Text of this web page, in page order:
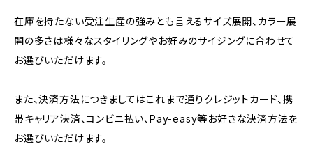
在庫を持たない受注生産の強みとも言えるサイズ展開、カラー展
開の多さは様々なスタイリングやお好みのサイジングに合わせて
お選びいただけます。
また、決済方法につきましてはこれまで通りクレジットカード、携
帯キャリア決済、コンビニ払い、Pay-easy等お好きな決済方法を
お選びいただけます。